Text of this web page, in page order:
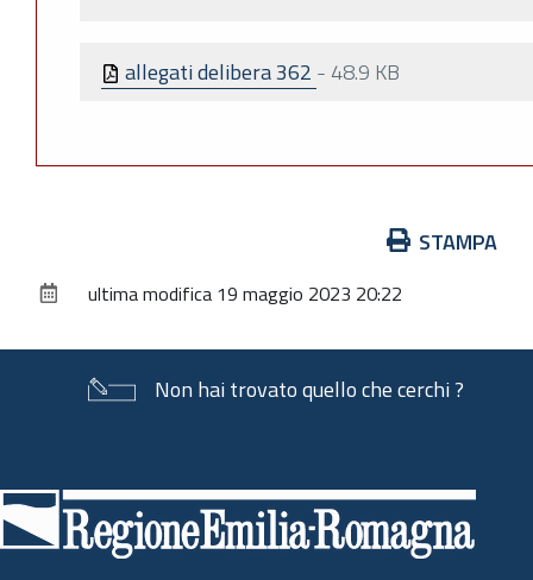
allegati delibera 362 - 48.9 KB
documento
STAMPA
ultima modifica 19 maggio 2023 20:22
Non hai trovato quello che cerchi ?
di
pagina